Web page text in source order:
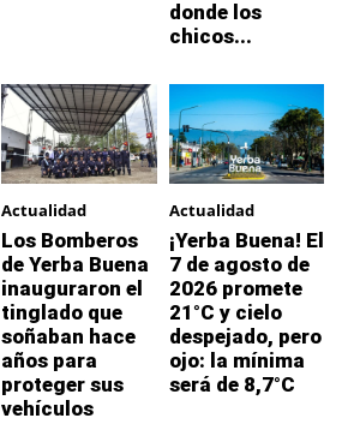
donde los
chicos...
Actualidad
Los Bomberos
de Yerba Buena
inauguraron el
tinglado que
soñaban hace
años para
proteger sus
vehículos
Actualidad
¡Yerba Buena! El
7 de agosto de
2026 promete
21°C y cielo
despejado, pero
ojo: la mínima
será de 8,7°C